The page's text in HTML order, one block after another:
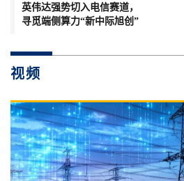
英伟达强势切入电信赛道，
寻觅端侧算力“新中际旭创”
视频